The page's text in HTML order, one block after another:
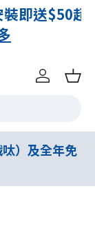
即送$50超
登入 購
）及全年免